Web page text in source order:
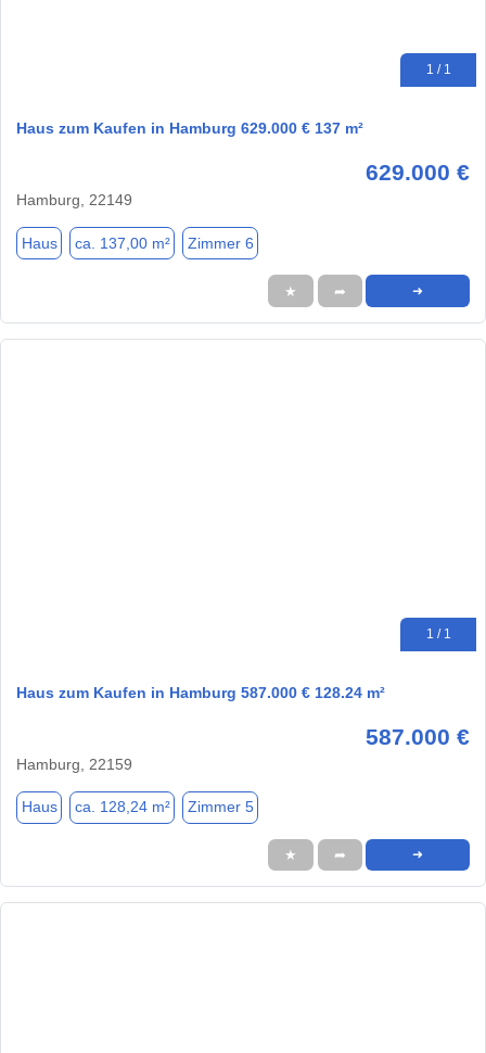
1 / 1
Haus zum Kaufen in Hamburg 629.000 € 137 m²
629.000 €
Hamburg, 22149
Haus ca. 137,00 m² Zimmer 6
★ ➦ ➜
1 / 1
Haus zum Kaufen in Hamburg 587.000 € 128.24 m²
587.000 €
Hamburg, 22159
Haus ca. 128,24 m² Zimmer 5
★ ➦ ➜